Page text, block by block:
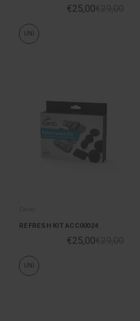
€25,00
UNI
REFRESH KIT ACC00024
€25,00
UNI